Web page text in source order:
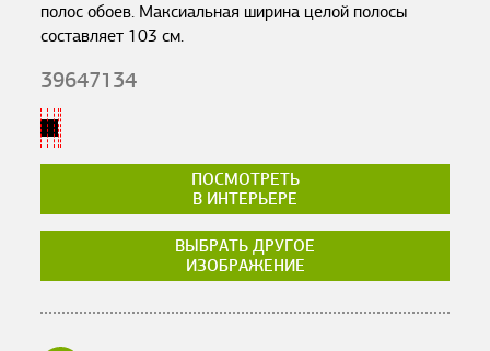
полос обоев. Максиальная ширина целой полосы
составляет 103 см.
39647134
ПОСМОТРЕТЬ
В ИНТЕРЬЕРЕ
ВЫБРАТЬ ДРУГОЕ
ИЗОБРАЖЕНИЕ